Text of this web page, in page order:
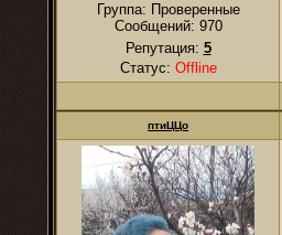
Группа: Проверенные
Сообщений: 970
Репутация: 5
Статус: Offline
птиЦЦо